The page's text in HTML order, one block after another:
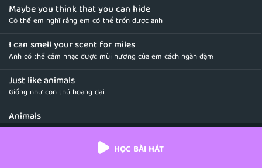
Maybe you think that you can hide
Có thể em nghĩ rằng em có thể trốn được anh
I can smell your scent for miles
Anh có thể cảm nhạc được mùi hương của em cách ngàn dặm
Just like animals
Giống như con thú hoang dại
Animals
Loài thú hoang dại
HỌC BÀI HÁT